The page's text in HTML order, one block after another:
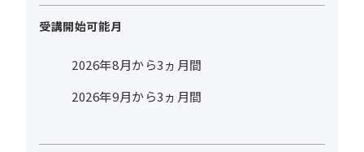
受講開始可能月
2026年8月から3ヵ月間
2026年9月から3ヵ月間